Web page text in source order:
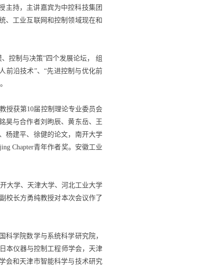
主持，主讲嘉宾为中控科技集团
、工业互联网和控制领域现在和
控制与决策”四个发展论坛， 组
前沿技术”、“先进控制与优化前
授获第10届控制理论专业委员会
昊与合作者刘昫辰、黄东岳、王
杨建平、徐健的论文，南开大学
Chapter青年作者奖。安徽工业
大学、天津大学、河北工业大学
校长方勇纯教授对本次会议作了
学院数学与系统科学研究院，
本仪器与控制工程师学会，天津
会和天津市智能科学与技术研究